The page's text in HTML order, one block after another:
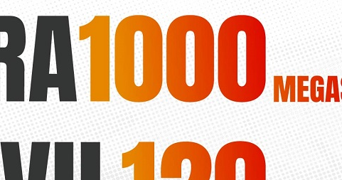
con independencia de nuestra orientación sexual o identidad de género”,
ha instado a “continuar combatiendo el acoso por razón de
género, que tantos problemas de autoestima y desarrollo de los
llevándolos incluso al suicidio”.
Por último, ha hablado de la “necesidad” de que la igualdad, la
familiar entre las escuelas, institutos y universidades -públicas y
básica de la democracia”.
Compártelo: